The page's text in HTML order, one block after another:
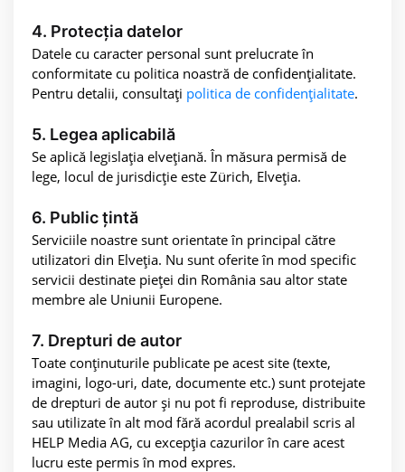
4. Protecția datelor
Datele cu caracter personal sunt prelucrate în
conformitate cu politica noastră de confidențialitate.
Pentru detalii, consultați politica de confidențialitate.
5. Legea aplicabilă
Se aplică legislația elvețiană. În măsura permisă de
lege, locul de jurisdicție este Zürich, Elveția.
6. Public țintă
Serviciile noastre sunt orientate în principal către
utilizatori din Elveția. Nu sunt oferite în mod specific
servicii destinate pieței din România sau altor state
membre ale Uniunii Europene.
7. Drepturi de autor
Toate conținuturile publicate pe acest site (texte,
imagini, logo-uri, date, documente etc.) sunt protejate
de drepturi de autor și nu pot fi reproduse, distribuite
sau utilizate în alt mod fără acordul prealabil scris al
HELP Media AG, cu excepția cazurilor în care acest
lucru este permis în mod expres.